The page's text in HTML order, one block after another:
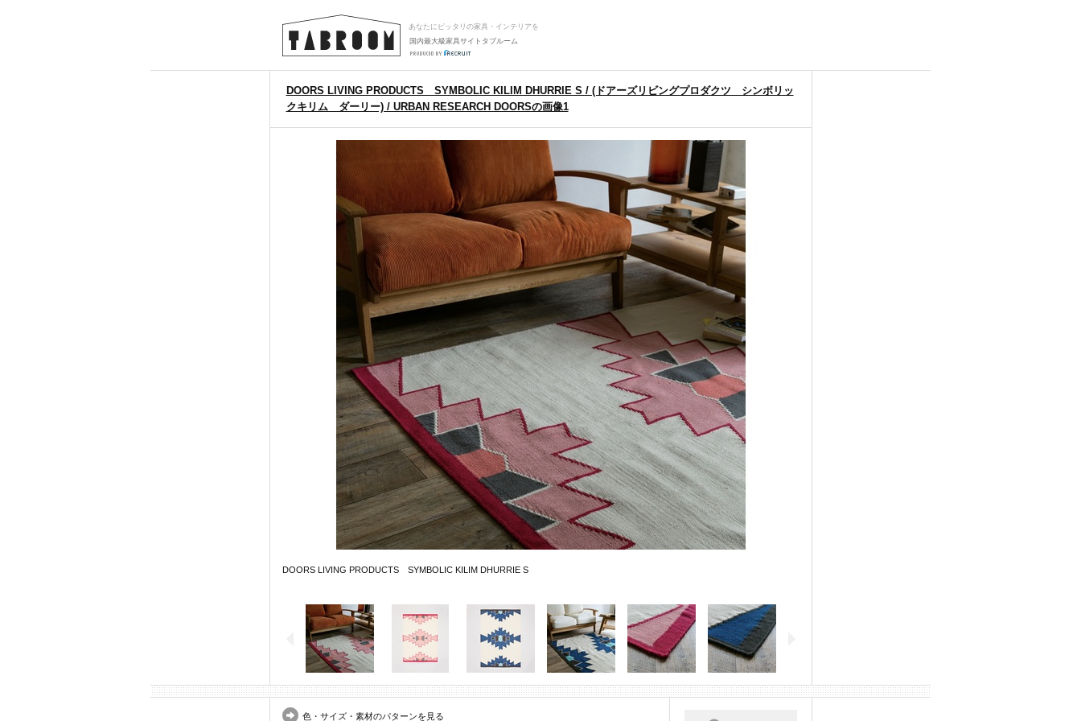
あなたにピッタリの家具・インテリアを
国内最大級家具サイトタブルーム
DOORS LIVING PRODUCTS SYMBOLIC KILIM DHURRIE S / (ドアーズリビングプロダクツ シンボリッ
クキリム ダーリー) / URBAN RESEARCH DOORSの画像1
DOORS LIVING PRODUCTS SYMBOLIC KILIM DHURRIE S
色・サイズ・素材のパターンを見る